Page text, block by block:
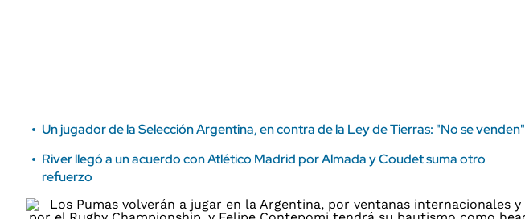
Un jugador de la Selección Argentina, en contra de la Ley de Tierras: "No se venden"
River llegó a un acuerdo con Atlético Madrid por Almada y Coudet suma otro
refuerzo